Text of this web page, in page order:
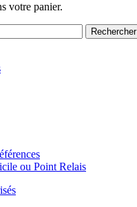
votre panier.
Rechercher
ou Point Relais